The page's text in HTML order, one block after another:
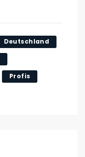
Deutschland
Profis